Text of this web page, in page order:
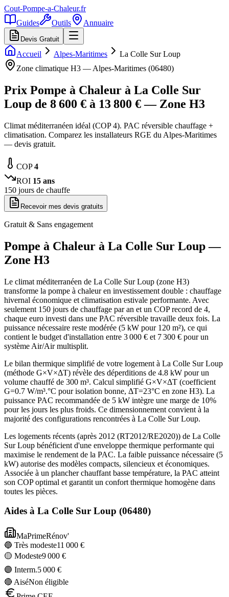
Cout-Pompe-a-Chaleur.fr
Guides
Outils Annuaire
Devis Gratuit
Accueil Alpes-Maritimes
La Colle Sur Loup
Zone climatique H3 — Alpes-Maritimes (06480)
Prix Pompe à Chaleur à La Colle Sur
Loup de 8 600 € à 13 800 € — Zone H3
Climat méditerranéen idéal (COP 4). PAC réversible chauffage +
climatisation. Comparez les installateurs RGE du Alpes-Maritimes
— devis gratuit.
COP4
ROI 15 ans
150 jours de chauffe
Recevoir mes devis gratuits
Gratuit & Sans engagement
Pompe à Chaleur à La Colle Sur Loup—
Zone H3
Le climat méditerranéen de La Colle Sur Loup (zone H3)
transforme la pompe à chaleur en investissement double : chauffage
hivernal économique et climatisation estivale performante. Avec
seulement 150 jours de chauffage par an et un COP record de 4,
chaque euro investi dans une PAC réversible travaille deux fois. La
puissance nécessaire reste modérée (5 kW pour 120 m²), ce qui
contient le budget d'installation entre 3 000 € et 7 300 € pour un
système Air/Air multisplit.
Le bilan thermique simplifié de votre logement à La Colle Sur Loup
(méthode G×V×ΔT) révèle des déperditions de 4.8 kW pour un
volume chauffé de 300 m³. Calcul simplifié G×V×ΔT (coefficient
G=0.7 W/m³.°C pour isolation bonne, ΔT=23°C en zone H3). La
puissance PAC recommandée de 5 kW intègre une marge de 10%
pour les jours les plus froids. Ce dimensionnement convient à la
majorité des configurations rencontrées à La Colle Sur Loup.
Les logements récents (après 2012 (RT2012/RE2020)) de La Colle
Sur Loup bénéficient d'une enveloppe thermique performante qui
maximise le rendement de la PAC. La faible puissance nécessaire (5
kW) autorise des modèles compacts, silencieux et économiques.
Associée à un plancher chauffant basse température, la PAC atteint
son COP optimal et garantit un confort thermique homogène dans
toutes les pièces.
Aides à La Colle Sur Loup (06480)
MaPrimeRénov'
🔵 Très modeste11 000 €
🟡 Modeste9 000 €
🟣 Interm.5 000 €
🔴 AiséNon éligible